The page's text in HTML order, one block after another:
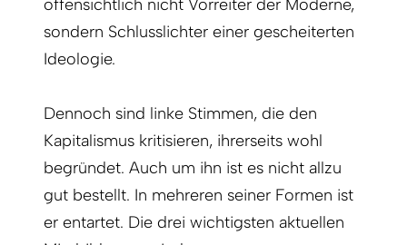
offensichtlich nicht Vorreiter der Moderne,
sondern Schlusslichter einer gescheiterten
Ideologie.
Dennoch sind linke Stimmen, die den
Kapitalismus kritisieren, ihrerseits wohl
begründet. Auch um ihn ist es nicht allzu
gut bestellt. In mehreren seiner Formen ist
er entartet. Die drei wichtigsten aktuellen